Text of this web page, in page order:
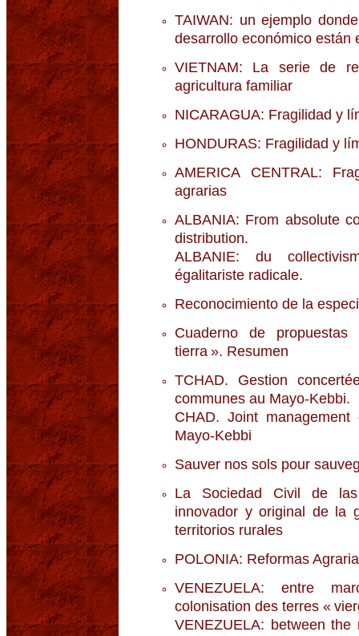
TAIWAN: un ejemplo
desarrollo económico están
VIETNAM: La serie de
agricultura familiar
NICARAGUA: Fragilidad y
HONDURAS: Fragilidad y
AMERICA CENTRAL:
agrarias
ALBANIA: From absolute
distribution.
ALBANIE: du
égalitariste radicale.
Reconocimiento de la
Cuaderno de
tierra ». Resumen
TCHAD. Gestion
communes au Mayo-Kebbi.
CHAD. Joint
Mayo-Kebbi
Sauver nos sols pour
La Sociedad Civil de
innovador y original de la
territorios rurales
POLONIA: Reformas
VENEZUELA: entre
colonisation des terres «
VENEZUELA: between